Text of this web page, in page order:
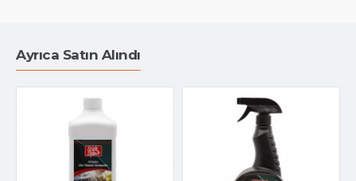
Ayrıca Satın Alındı